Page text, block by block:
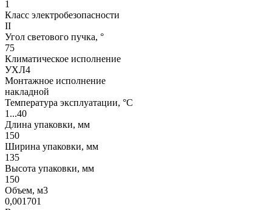
1
Класс электробезопасности
II
Угол светового пучка, °
75
Климатическое исполнение
УХЛ4
Монтажное исполнение
накладной
Температура эксплуатации, °С
1...40
Длина упаковки, мм
150
Ширина упаковки, мм
135
Высота упаковки, мм
150
Объем, м3
0,001701